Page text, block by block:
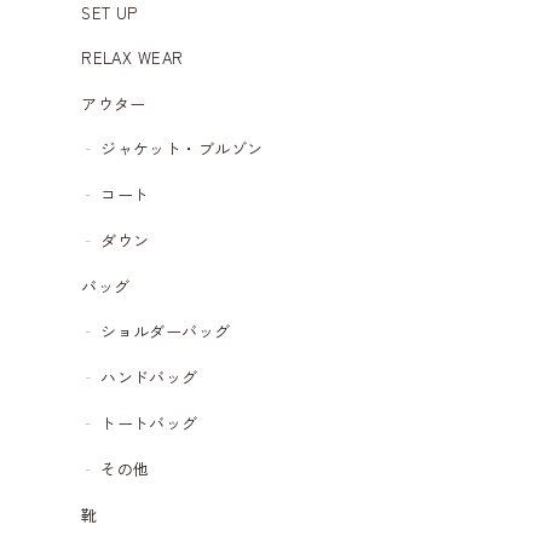
SET UP
RELAX WEAR
アウター
ジャケット・ブルゾン
コート
ダウン
バッグ
ショルダーバッグ
ハンドバッグ
トートバッグ
その他
靴